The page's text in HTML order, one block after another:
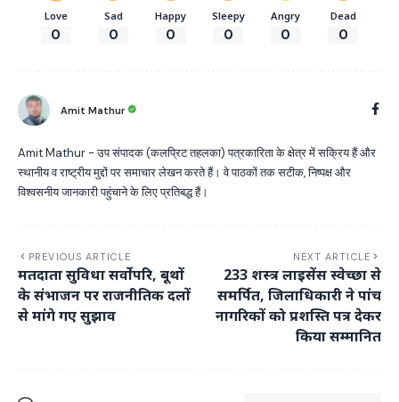
Love
0
Sad
0
Happy
0
Sleepy
0
Angry
0
Dead
0
Amit Mathur
Amit Mathur - उप संपादक (कलप्रिट तहलका) पत्रकारिता के क्षेत्र में सक्रिय हैं और
स्थानीय व राष्ट्रीय मुद्दों पर समाचार लेखन करते हैं। वे पाठकों तक सटीक, निष्पक्ष और
विश्वसनीय जानकारी पहुंचाने के लिए प्रतिबद्ध हैं।
PREVIOUS ARTICLE
मतदाता सुविधा सर्वोपरि, बूथों
के संभाजन पर राजनीतिक दलों
से मांगे गए सुझाव
NEXT ARTICLE
233 शस्त्र लाइसेंस स्वेच्छा से
समर्पित, जिलाधिकारी ने पांच
नागरिकों को प्रशस्ति पत्र देकर
किया सम्मानित